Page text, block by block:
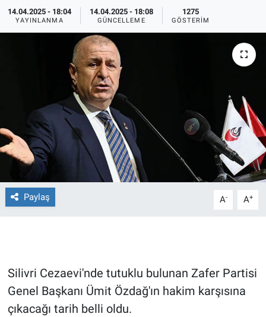
14.04.2025 - 18:04
YAYINLANMA
14.04.2025 - 18:08
GÜNCELLEME
1275
GÖSTERIM
Paylaş A- A+
Silivri Cezaevi'nde tutuklu bulunan Zafer Partisi
Genel Başkanı Ümit Özdağ'ın hakim karşısına
çıkacağı tarih belli oldu.
Eğitim
Ekonomi
Forum
Gerçeğin İzinde
Gün Başlıyor
Gün Bitiyor
Gündem Özel
Günün görüntüsü